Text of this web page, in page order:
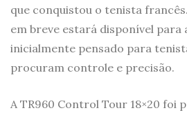
que conquistou o tenista
em breve estará disponível para
inicialmente pensado para
procuram controle e precisão.
A TR960 Control Tour 18×20 foi